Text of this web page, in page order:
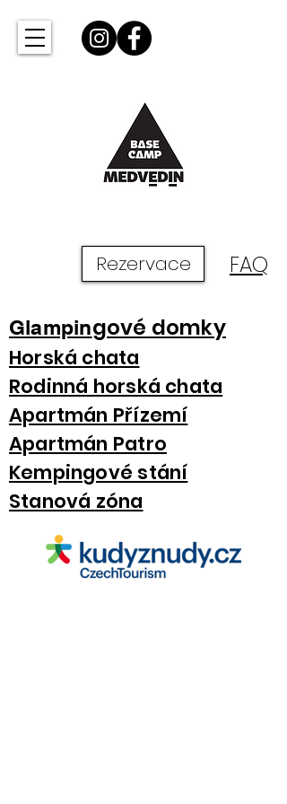
Rezervace FAQ
Glampingové domky
Horská chata
Rodinná horská chata
Apartmán Přízemí
Apartmán Patro
Kempingové stání
Stanová zóna